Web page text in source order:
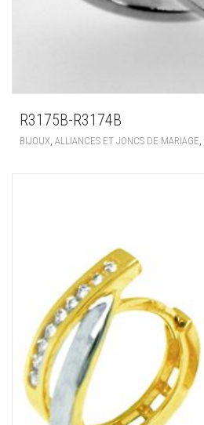
R3175B-R3174B
BIJOUX ALLIANCES ET JONCS DE MARIAGE